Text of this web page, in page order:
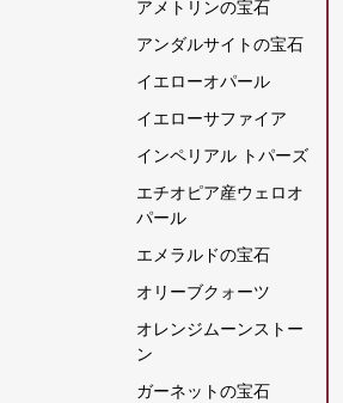
アメトリンの宝石
アンダルサイトの宝石
イエローオパール
イエローサファイア
インペリアル トパーズ
エチオピア産ウェロオ
パール
エメラルドの宝石
オリーブクォーツ
オレンジムーンストー
ン
ガーネットの宝石